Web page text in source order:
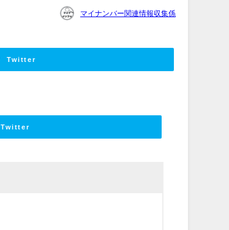
マイナンバー関連情報収集係
Twitter
Twitter